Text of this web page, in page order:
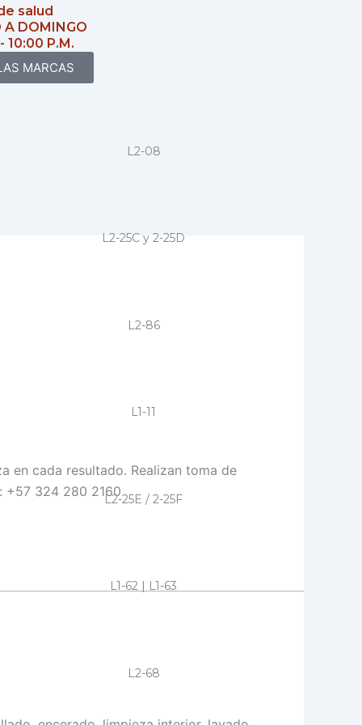
salud
A DOMINGO
10:00 P.M.
MARCAS
L2-08
L2-25C y 2-25D
L2-86
L1-11
L2-25E / 2-25F
L1-62 | L1-63
L2-68
en cada resultado. Realizan toma de
+57 324 280 2160